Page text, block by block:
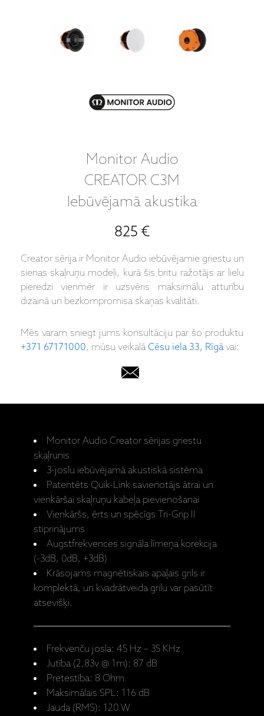
Monitor Audio
CREATOR C3M
Iebūvējamā akustika
825 €
Creator sērija ir Monitor Audio iebūvējamie griestu un
sienas skaļruņu modeļi, kurā šis britu ražotājs ar lielu
pieredzi vienmēr ir uzsvēris maksimālu atturību
dizainā un bezkompromisa skaņas kvalitāti.
Mēs varam sniegt jums konsultāciju par šo produktu
+371 67171000, mūsu veikalāCēsu iela 33, Rīgāvai:
Monitor Audio Creator sērijas griestu
skaļrunis
3-joslu iebūvējamā akustiskā sistēma
Patentēts Quik-Link savienotājs ātrai un
vienkāršai skaļruņu kabeļa pievienošanai
Vienkāršs, ērts un spēcīgs Tri-Grip II
stiprinājums
Augstfrekvences signāla līmeņa korekcija
(-3dB, 0dB, +3dB)
Krāsojams magnētiskais apaļais grils ir
komplektā, un kvadrātveida grilu var pasūtīt
atsevišķi.
Frekvenču josla: 45 Hz – 35 KHz
Jutība (2,83v @ 1m): 87 dB
Pretestība: 8 Ohm
Maksimālais SPL: 116 dB
Jauda (RMS): 120 W